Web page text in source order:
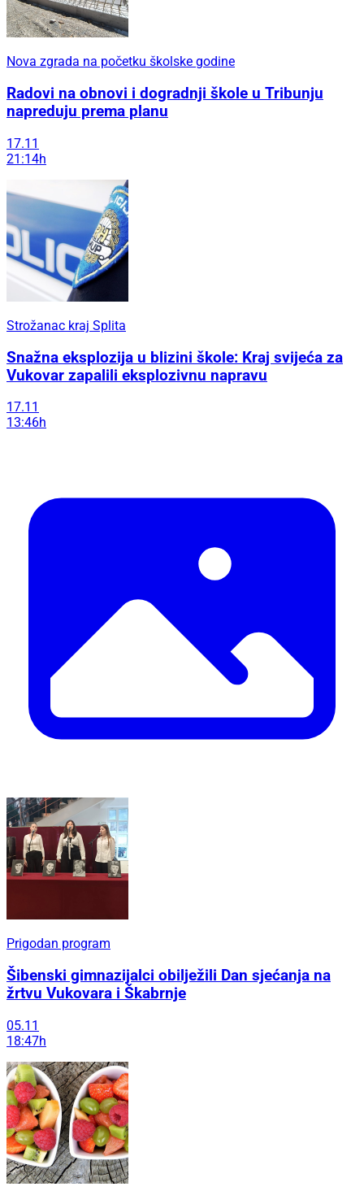
Nova zgrada na početku školske godine
Radovi na obnovi i dogradnji škole u Tribunju
napreduju prema planu
17.11
21:14h
Strožanac kraj Splita
Snažna eksplozija u blizini škole: Kraj svijeća za
Vukovar zapalili eksplozivnu napravu
17.11
13:46h
Prigodan program
Šibenski gimnazijalci obilježili Dan sjećanja na
žrtvu Vukovara i Škabrnje
05.11
18:47h